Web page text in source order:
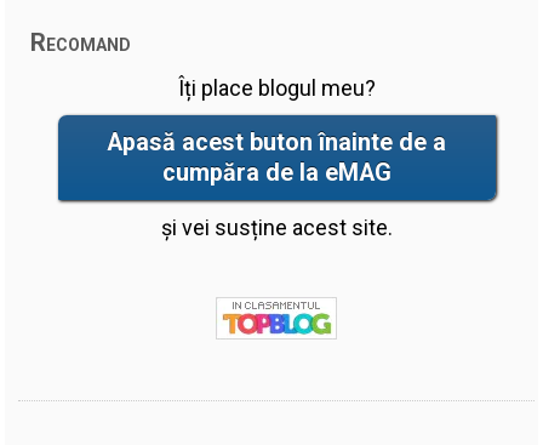
Recomand
Îți place blogul meu?
Apasă acest buton înainte de a
cumpăra de la eMAG
și vei susține acest site.